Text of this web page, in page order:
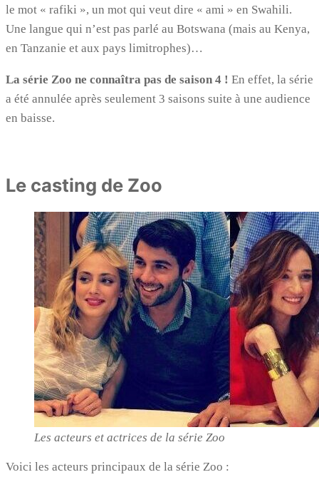
le mot « rafiki », un mot qui veut dire « ami » en Swahili.
Une langue qui n’est pas parlé au Botswana (mais au Kenya,
en Tanzanie et aux pays limitrophes)…
La série Zoo ne connaîtra pas de saison 4 ! En effet, la série
a été annulée après seulement 3 saisons suite à une audience
en baisse.
Le casting de Zoo
Les acteurs et actrices de la série Zoo
Voici les acteurs principaux de la série Zoo :